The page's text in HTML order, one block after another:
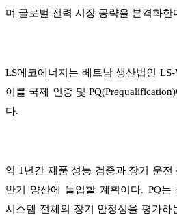
며 글로벌 전력 시장 공략을 본격화한
LS에코에너지는 베트남 생산법인
이블 국제 인증 및
다.
약 1년간 제품 성능 검증과 장기 운
반기 양산에 돌입할 계획이다. PQ는
시스템 전체의 장기 안정성을 평가하